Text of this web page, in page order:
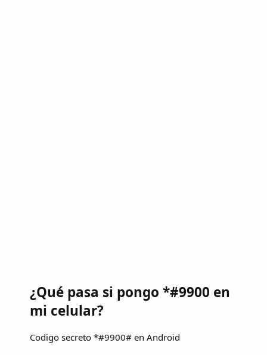
¿Qué pasa si pongo *#9900 en
mi celular?
Codigo secreto *#9900# en Android